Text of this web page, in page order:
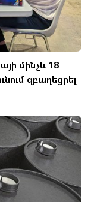
մինչև 18
զբաղեցրել